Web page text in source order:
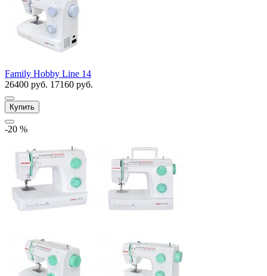
Family Hobby Line 14
26400 руб. 17160 руб.
Купить
-20 %